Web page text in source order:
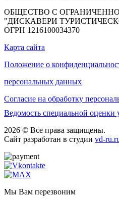
ОБЩЕСТВО С
"ДИСКАВЕРИ
ОГРН 1216100034370
Карта сайта
Положение о
персональных данных
Согласие на обработку
Ведомость специальной оценки
2026 © Все права защищены.
Сайт разработан в студии vd-
Мы Вам перезвоним